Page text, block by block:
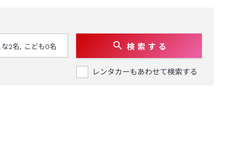
検 索 す る
レンタカーもあわせて検索する